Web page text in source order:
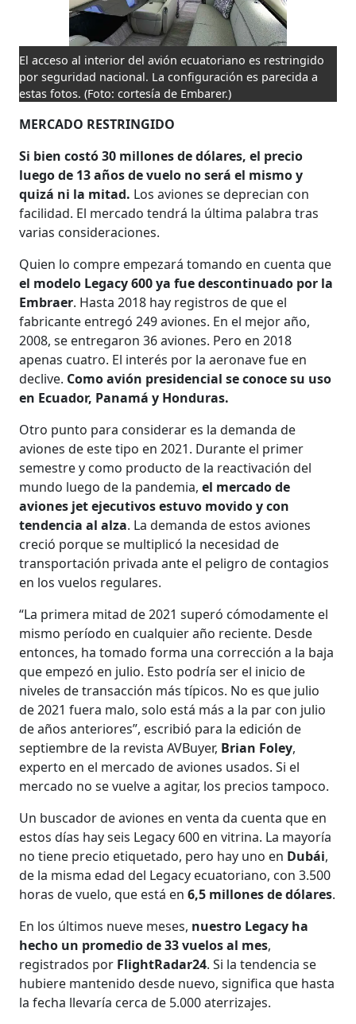
El acceso al interior del avión ecuatoriano es restringido
por seguridad nacional. La configuración es parecida a
estas fotos.(Foto: cortesía de Embarer.)
MERCADO RESTRINGIDO
Si bien costó 30 millones de dólares, el precio
luego de 13 años de vuelo no será el mismo y
quizá ni la mitad. Los aviones se deprecian con
facilidad. El mercado tendrá la última palabra tras
varias consideraciones.
Quien lo compre empezará tomando en cuenta que
el modelo Legacy 600 ya fue descontinuado por la
Embraer. Hasta 2018 hay registros de que el
fabricante entregó 249 aviones. En el mejor año,
2008, se entregaron 36 aviones. Pero en 2018
apenas cuatro. El interés por la aeronave fue en
declive. Como avión presidencial se conoce su uso
en Ecuador, Panamá y Honduras.
Otro punto para considerar es la demanda de
aviones de este tipo en 2021. Durante el primer
semestre y como producto de la reactivación del
mundo luego de la pandemia,el mercado de
aviones jet ejecutivos estuvo movido y con
tendencia al alza. La demanda de estos aviones
creció porque se multiplicó la necesidad de
transportación privada ante el peligro de contagios
en los vuelos regulares.
“La primera mitad de 2021 superó cómodamente el
mismo período en cualquier año reciente. Desde
entonces, ha tomado forma una corrección a la baja
que empezó en julio. Esto podría ser el inicio de
niveles de transacción más típicos. No es que julio
de 2021 fuera malo, solo está más a la par con julio
de años anteriores”, escribió para la edición de
septiembre de la revista AVBuyer, Brian Foley,
experto en el mercado de aviones usados. Si el
mercado no se vuelve a agitar, los precios tampoco.
Un buscador de aviones en venta da cuenta que en
estos días hay seis Legacy 600 en vitrina. La mayoría
no tiene precio etiquetado, pero hay uno en Dubái,
de la misma edad del Legacy ecuatoriano, con 3.500
horas de vuelo, que está en6,5 millones de dólares.
En los últimos nueve meses, nuestro Legacy ha
hecho un promedio de 33 vuelos al mes,
registrados por FlightRadar24. Si la tendencia se
hubiere mantenido desde nuevo, significa que hasta
la fecha llevaría cerca de 5.000 aterrizajes.